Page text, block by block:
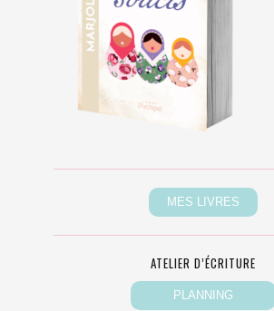
ATELIER D’ÉCRITURE